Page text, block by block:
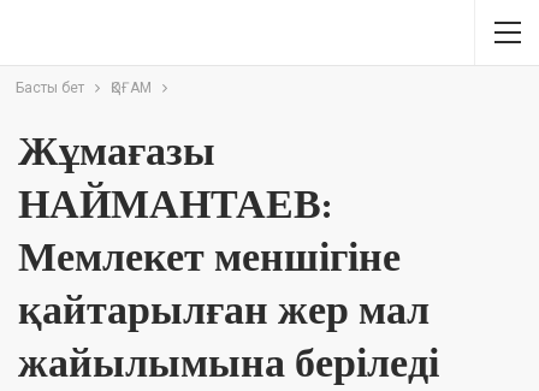
Басты бет ҚОҒАМ
Жұмағазы
НАЙМАНТАЕВ:
Мемлекет меншігіне
қайтарылған жер мал
жайылымына беріледі